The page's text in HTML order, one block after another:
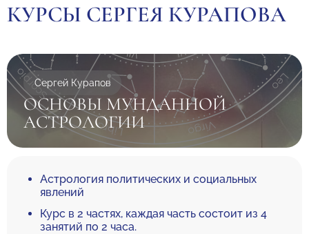
КУРСЫ СЕРГЕЯ КУРАПОВА
Сергей Курапов
ОСНОВЫ МУНДАННОЙ
АСТРОЛОГИИ
Астрология политических и социальных
явлений
Курс в 2 частях, каждая часть состоит из 4
занятий по 2 часа.